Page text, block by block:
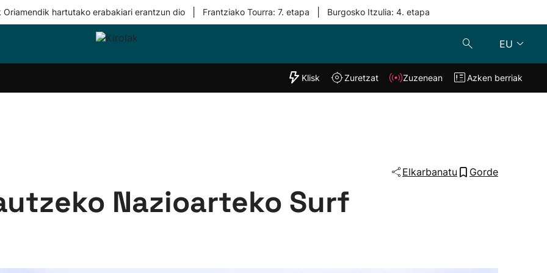
Oriamendik hartutako erabakiari erantzun dio Frantziako Tourra: 7. etapa Burgosko Itzulia: 4. etapa
EU
Taldeak
"Helmuga"
Klisk Zuzenean
Klisk Zuretzat Zuzenean Azken berriak
Elkarbanatu Gorde
Nazioarteko Surf